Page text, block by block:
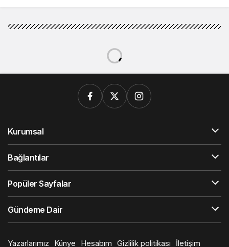
Kurumsal
Bağlantılar
Popüler Sayfalar
Gündeme Dair
Yazarlarımız Künye Hesabım Gizlilik politikası İletişim